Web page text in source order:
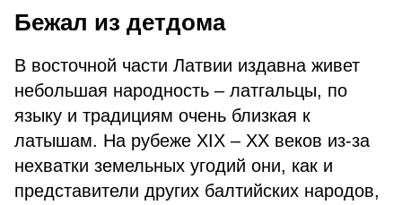
Бежал из детдома
В восточной части Латвии издавна живет
небольшая народность – латгальцы, по
языку и традициям очень близкая к
латышам. На рубеже XIX – XX веков из-за
нехватки земельных угодий они, как и
представители других балтийских народов,